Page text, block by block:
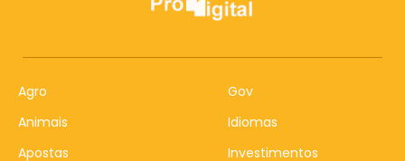
Agro
Animais
Apostas
Gov
Idiomas
Investimentos